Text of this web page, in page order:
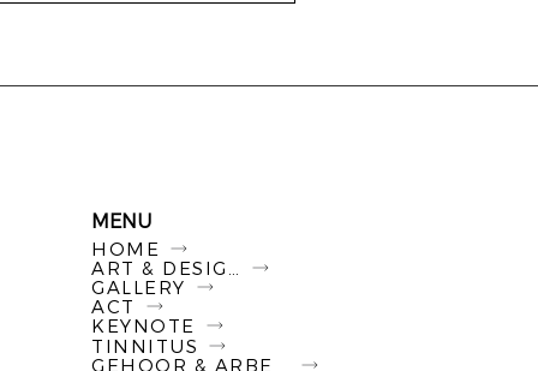
MENU
HOME
GALLERY
ACT
KEYNOTE
TINNITUS